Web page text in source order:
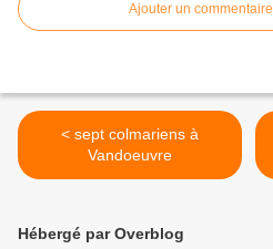
Ajouter un commentaire
< sept colmariens à
Vandoeuvre
Hébergé par Overblog